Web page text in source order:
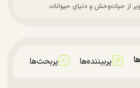
از حیات‌وحش و دنیای حیوانات
پربیننده‌ها پربحث‌ها